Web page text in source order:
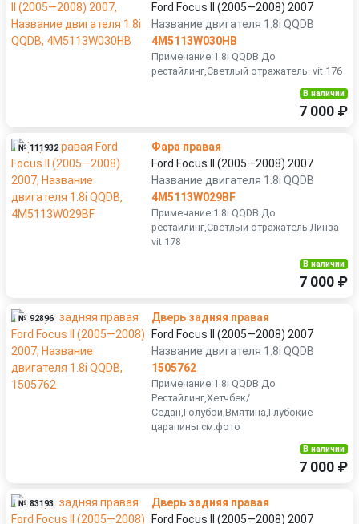
Ford Focus II (2005—2008) 2007
Название двигателя 1.8i QQDB
4M5113W030HB
Примечание:1.8i QQDB До
рестайлинг,Светлый отражатель. vit 176
В наличии
7 000 ₽
№ 111932
Фара правая
Ford Focus II (2005—2008) 2007
Название двигателя 1.8i QQDB
4M5113W029BF
Примечание:1.8i QQDB До
рестайлинг,Светлый отражатель.Линза
vit 178
В наличии
7 000 ₽
№ 92896
Дверь задняя правая
Ford Focus II (2005—2008) 2007
Название двигателя 1.8i QQDB
1505762
Примечание:1.8i QQDB До
Рестайлинг,Хетчбек/
Седан,Голубой,Вмятина,Глубокие
царапины см.фото
В наличии
7 000 ₽
№ 83193
Дверь задняя правая
Ford Focus II (2005—2008) 2007